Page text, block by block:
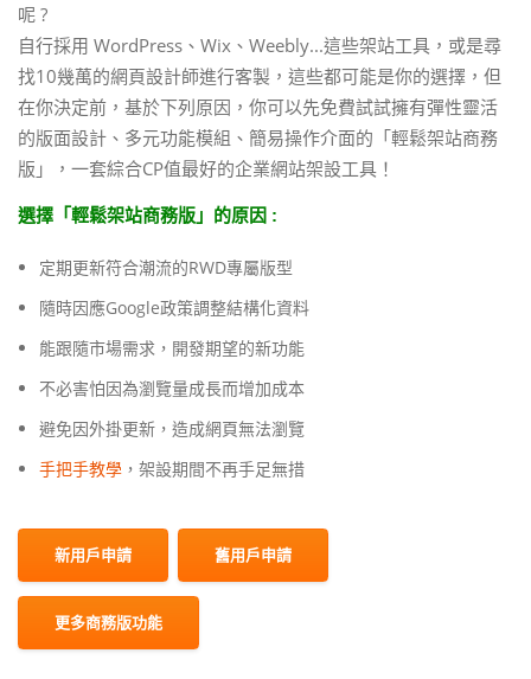
呢 ?
自行採用 WordPress、Wix、Weebly...這些架站工具，或是尋
找10幾萬的網頁設計師進行客製，這些都可能是你的選擇，但
在你決定前，基於下列原因，你可以先免費試試擁有彈性靈活
的版面設計、多元功能模組、簡易操作介面的「輕鬆架站商務
版」，一套綜合CP值最好的企業網站架設工具！
選擇「輕鬆架站商務版」的原因 :
定期更新符合潮流的RWD專屬版型
隨時因應Google政策調整結構化資料
能跟隨市場需求，開發期望的新功能
不必害怕因為瀏覽量成長而增加成本
避免因外掛更新，造成網頁無法瀏覽
手把手教學 ，架設期間不再手足無措
新用戶申請 舊用戶申請
更多商務版功能